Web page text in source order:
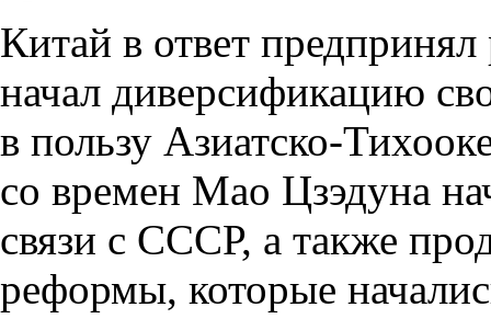
Китай в ответ
начал диверсификацию
в пользу Азиатско-
со времен Мао Цзэдуна
связи с СССР, а также
реформы, которые